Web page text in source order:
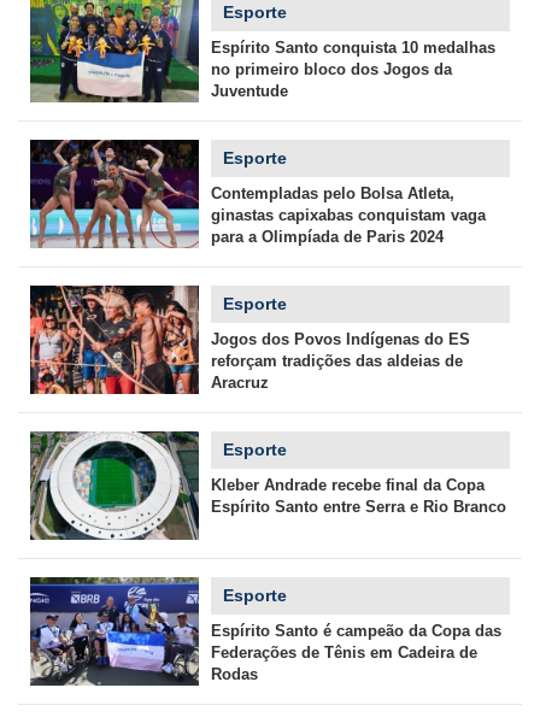
Esporte
Espírito Santo conquista 10 medalhas
no primeiro bloco dos Jogos da
Juventude
Esporte
Contempladas pelo Bolsa Atleta,
ginastas capixabas conquistam vaga
para a Olimpíada de Paris 2024
Esporte
Jogos dos Povos Indígenas do ES
reforçam tradições das aldeias de
Aracruz
Esporte
Kleber Andrade recebe final da Copa
Espírito Santo entre Serra e Rio Branco
Esporte
Espírito Santo é campeão da Copa das
Federações de Tênis em Cadeira de
Rodas